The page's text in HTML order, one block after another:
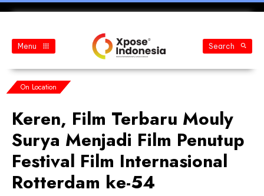
Menu Search
On Location
Keren, Film Terbaru Mouly
Surya Menjadi Film Penutup
Festival Film Internasional
Rotterdam ke-54